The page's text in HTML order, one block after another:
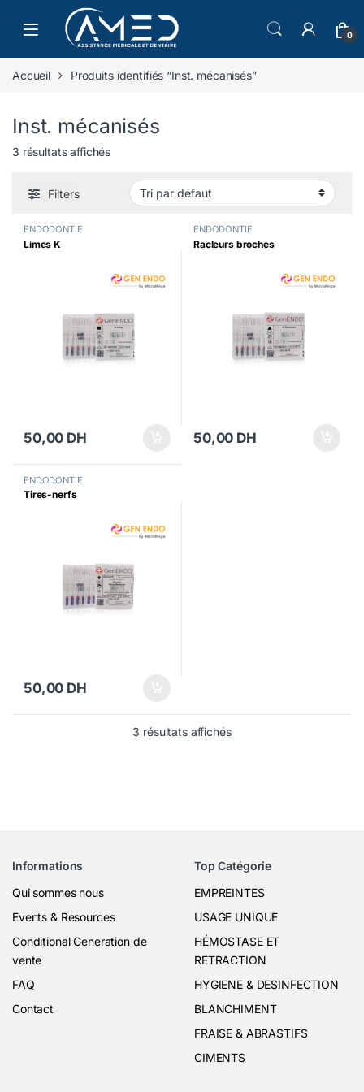
Skip to navigation
Skip to content
0
Accueil Produits identifiés “Inst. mécanisés”
Inst. mécanisés
3 résultats affichés
Filters
ENDODONTIE
Limes K
50,00 DH
ENDODONTIE
Racleurs broches
50,00 DH
ENDODONTIE
Tires-nerfs
50,00 DH
3 résultats affichés
Informations
Qui sommes nous
Events & Resources
Conditional Generation de
vente
FAQ
Contact
Top Catégorie
EMPREINTES
USAGE UNIQUE
HÉMOSTASE ET
RETRACTION
HYGIENE & DESINFECTION
BLANCHIMENT
FRAISE & ABRASTIFS
CIMENTS